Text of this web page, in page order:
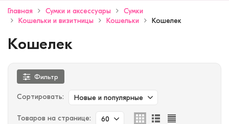
Главная Сумки и аксессуары
Сумки
Кошельки и визитницы
Кошельки Кошелек
Кошелек
Фильтр
Сортировать: Новые и популярные
Товаров на странице: 60